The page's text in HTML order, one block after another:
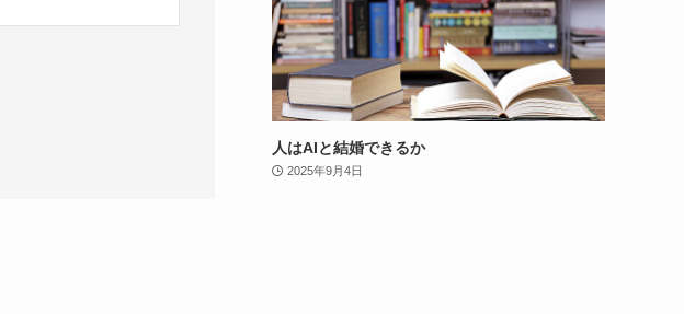
人はAIと結婚できるか
2025年9月4日